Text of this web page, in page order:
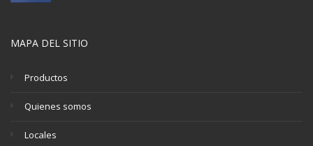
MAPA DEL SITIO
Productos
Quienes somos
Locales